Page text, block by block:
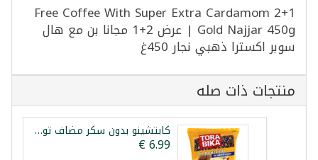
2+1 Free Coffee With Super Extra Cardamom
Gold Najjar 450g | عرض 2+1 مجانا بن مع هال
سوبر اكسترا ذهبي نجار 450غ
منتجات ذات صله
كابتشينو بدون سكر مضاف توربيكا 20 ظرف